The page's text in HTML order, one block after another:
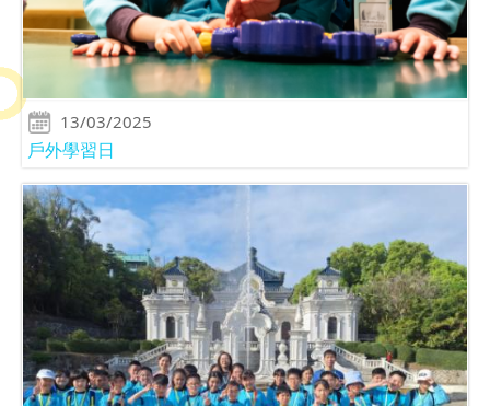
13/03/2025
戶外學習日